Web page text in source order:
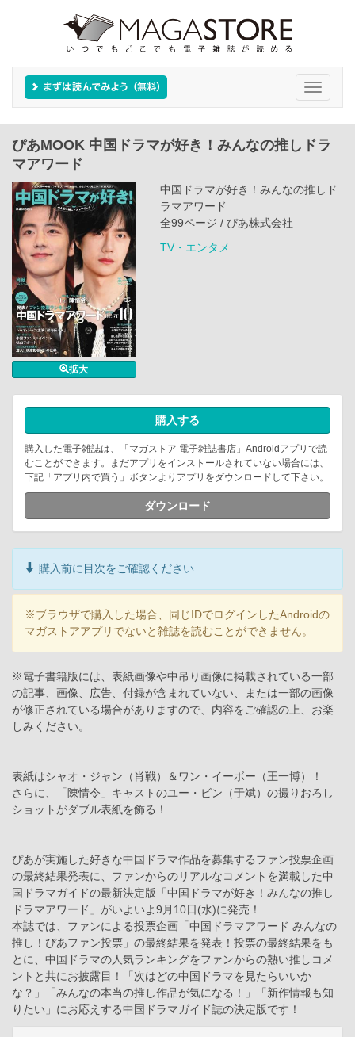
Toggle
ぴあMOOK 中国ドラマが好き！みんなの推しドラ
マアワード
拡大
中国ドラマが好き！みんなの推しド
ラマアワード
全99ページ / ぴあ株式会社
TV・エンタメ
購入する
購入した電子雑誌は、「マガストア 電子雑誌書店」Androidアプリで読
むことができます。まだアプリをインストールされていない場合には、
下記「アプリ内で買う」ボタンよりアプリをダウンロードして下さい。
ダウンロード
購入前に目次をご確認ください
※ブラウザで購入した場合、同じIDでログインしたAndroidの
マガストアアプリでないと雑誌を読むことができません。
※電子書籍版には、表紙画像や中吊り画像に掲載されている一部
の記事、画像、広告、付録が含まれていない、または一部の画像
が修正されている場合がありますので、内容をご確認の上、お楽
しみください。
表紙はシャオ・ジャン（肖戦）＆ワン・イーボー（王一博）！
さらに、「陳情令」キャストのユー・ビン（于斌）の撮りおろし
ショットがダブル表紙を飾る！
ぴあが実施した好きな中国ドラマ作品を募集するファン投票企画
の最終結果発表に、ファンからのリアルなコメントを満載した中
国ドラマガイドの最新決定版「中国ドラマが好き！みんなの推し
ドラマアワード」がいよいよ9月10日(水)に発売！
本誌では、ファンによる投票企画「中国ドラマアワード みんなの
推し！ぴあファン投票」の最終結果を発表！投票の最終結果をも
とに、中国ドラマの人気ランキングをファンからの熱い推しコメ
ントと共にお披露目！「次はどの中国ドラマを見たらいいか
な？」「みんなの本当の推し作品が気になる！」「新作情報も知
りたい」にお応えする中国ドラマガイド誌の決定版です！